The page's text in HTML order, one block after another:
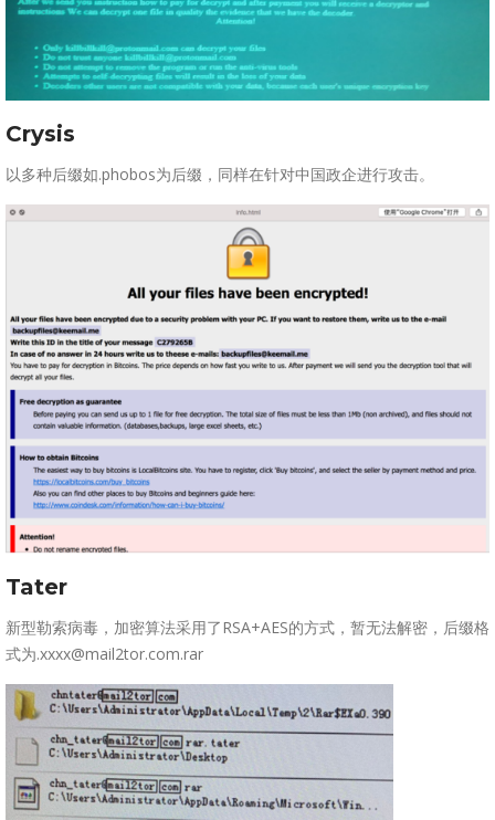
Crysis
以多种后缀如.phobos为后缀，同样在针对中国政企进行攻击。
Tater
新型勒索病毒，加密算法采用了RSA+AES的方式，暂无法解密，后缀格
式为.xxxx@mail2tor.com.rar